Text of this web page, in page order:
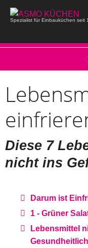
Spezialist für Einbauküchen seit
Diese 7
nicht ins
Darum ist
1 - Grüner
Lebensmittel